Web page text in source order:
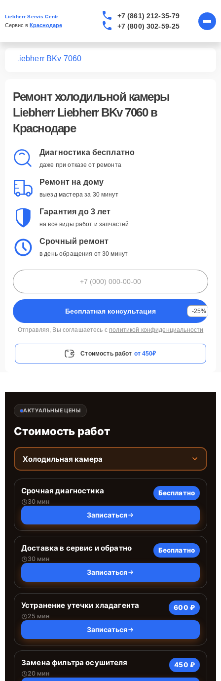
Liebherr Servis Centr
Сервис в Краснодаре
+7 (861) 212-35-79
+7 (800) 302-59-25
Liebherr BKv 7060
Ремонтхолодильной камеры
Liebherr Liebherr BKv 7060в
Краснодаре
Диагностика бесплатно
даже при отказе от ремонта
Ремонт на дому
выезд мастера за 30 минут
Гарантия до 3 лет
на все виды работ и запчастей
Срочный ремонт
в день обращения от 30 минут
Бесплатная консультация -25%
Отправляя, Вы соглашаетесь с политикой конфиденциальности
Стоимость работ от 450₽
АКТУАЛЬНЫЕ ЦЕНЫ
Стоимость работ
Холодильная камера
Срочная диагностика
30 мин
Бесплатно
Записаться
Доставка в сервис и обратно
30 мин
Бесплатно
Записаться
Устранение утечки хладагента
25 мин
600 ₽
Записаться
Замена фильтра осушителя
20 мин
450 ₽